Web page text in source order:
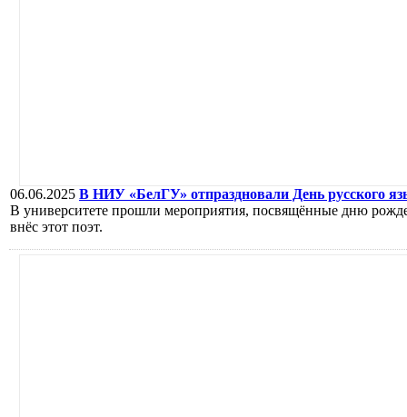
06.06.2025 В НИУ «БелГУ» отпраздновали День русского
В университете прошли мероприятия, посвящённые дню
внёс этот поэт.